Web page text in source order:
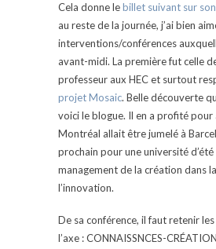
Cela donne lebillet suivant sur
au reste de la journée, j’ai bien
interventions/conférences
avant-midi. La première fut celle
professeur aux HEC et surtout
projet Mosaic. Belle découverte
voici le blogue. Il en a profité pour
Montréal allait être jumelé à
prochain pour une université d’été
management de la création dans
l’innovation.
De sa conférence, il faut retenir
l’axe :CONNAISSNCES-